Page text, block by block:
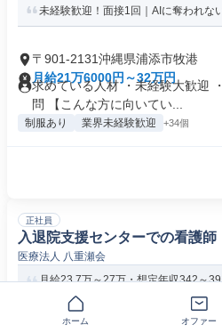
未経験歓迎！面接1回｜AIに奪われな
〒901-2131沖縄県浦添市牧港
月給21万6000円～32万円
求めている人材 ・未経験大歓迎
問 【こんな方に向いてい...
制服あり 業界未経験歓迎 +34個
正社員
入退院支援センターでの看護師
医療法人 八重瀬会
月給23.7万～27万・想定年収342～
仁病院の入退院支援看...
沖縄県浦添市城間
ホーム オファー